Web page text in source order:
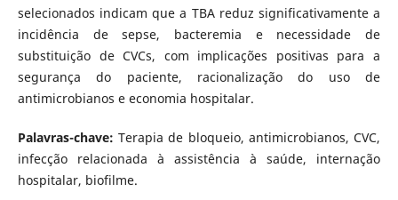
selecionados indicam que a TBA reduz significativamente a
incidência de sepse, bacteremia e necessidade de
substituição de CVCs, com implicações positivas para a
segurança do paciente, racionalização do uso de
antimicrobianos e economia hospitalar.
Palavras-chave:Terapia de bloqueio, antimicrobianos, CVC,
infecção relacionada à assistência à saúde, internação
hospitalar, biofilme.